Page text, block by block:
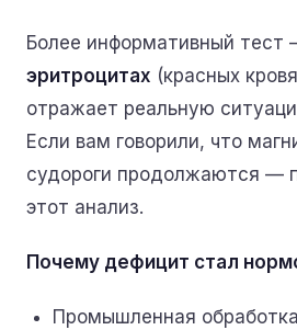
Более информативный тест
эритроцитах (красных
отражает реальную
Если вам говорили, что
судороги продолжаются —
этот анализ.
Почему дефицит стал
Промышленная